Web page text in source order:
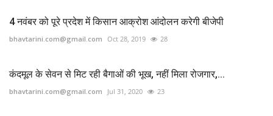
4 नवंबर को पूरे प्रदेश में किसान आक्रोश आंदोलन करेगी बीजेपी
bhavtarini.com@gmail.com Oct 28, 2019 28
कंदमूल के सेवन से मिट रही बैगाओं की भूख, नहीं मिला रोजगार,...
bhavtarini.com@gmail.com Jul 31, 2020 23